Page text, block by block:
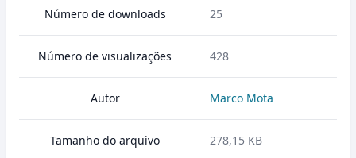
Número de downloads 25
Número de visualizações 428
Autor Marco Mota
Tamanho do arquivo 278,15 KB